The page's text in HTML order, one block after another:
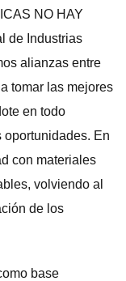
NO HAY
de Industrias
alianzas entre
tomar las mejores
en todo
oportunidades. En
con materiales
volviendo al
de los
base